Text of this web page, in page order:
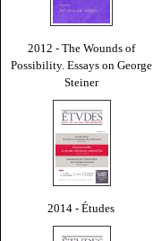
2012 - The Wounds of
Possibility. Essays on George
Steiner
2014 - Études